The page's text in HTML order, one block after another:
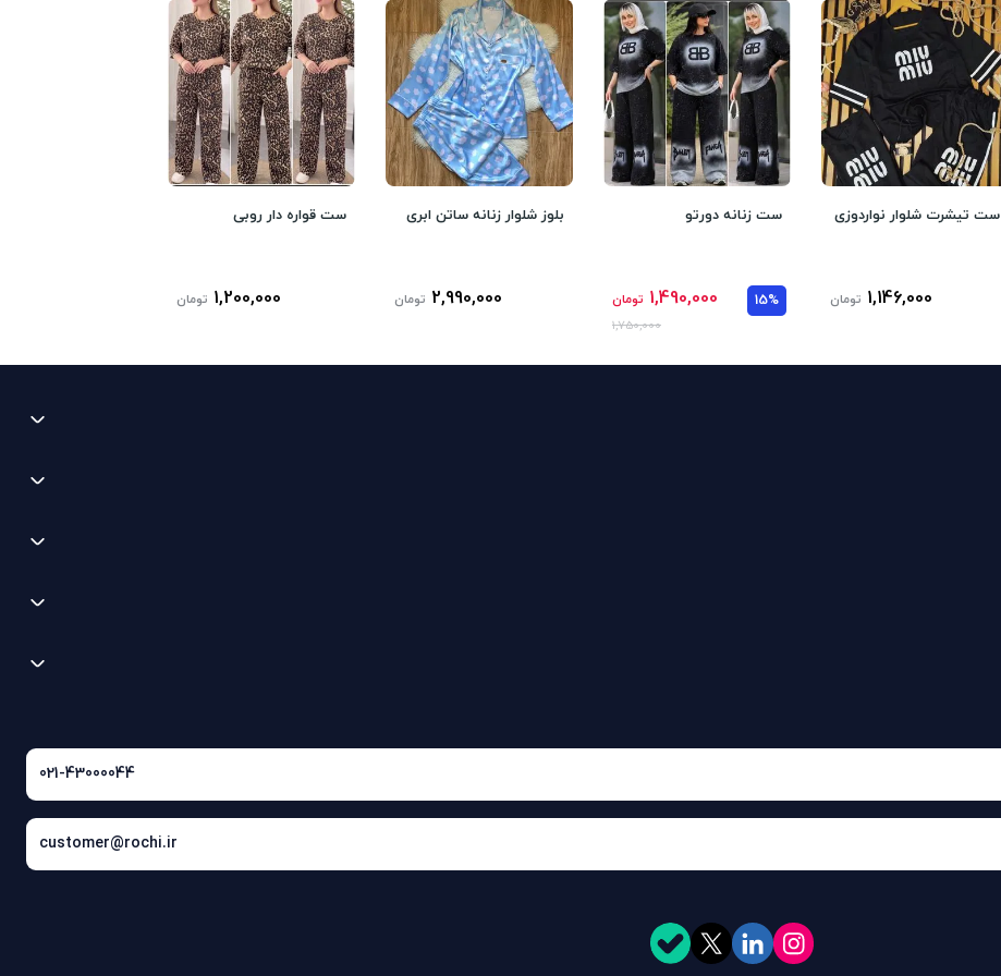
ست تیشرت شلوار نواردوزی
1,146,000 تومان
ست زنانه دورتو
15%
1,490,000 تومان
1,750,000
بلوز شلوار زنانه ساتن ابری
2,990,000 تومان
ست قواره دار روبی
1,200,000 تومان
021-43000044
customer@rochi.ir